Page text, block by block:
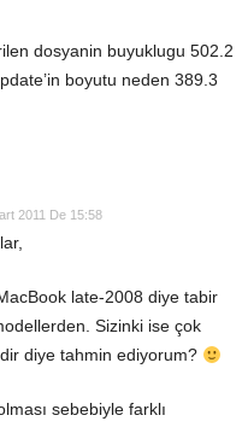
dosyanin buyuklugu 502.2
boyutu neden 389.3
2011 De 15:58
late-2008 diye tabir
Sizinki ise çok
diye tahmin ediyorum?
sebebiyle farklı